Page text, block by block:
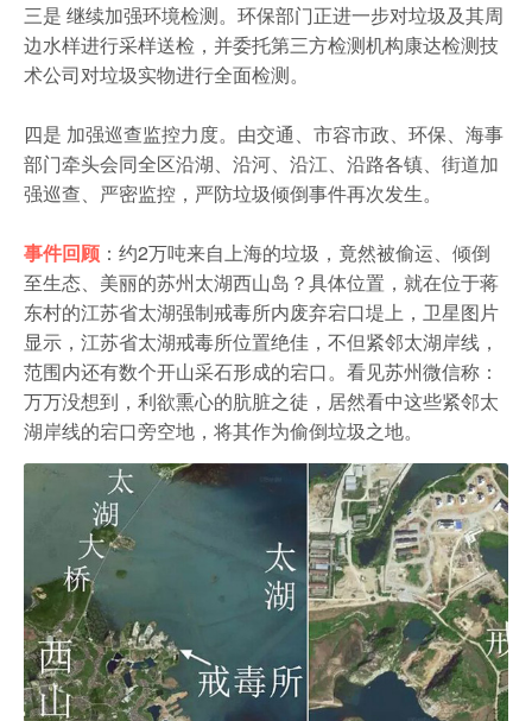
三是 继续加强环境检测。环保部门正进一步对垃圾及其周
边水样进行采样送检，并委托第三方检测机构康达检测技
术公司对垃圾实物进行全面检测。
四是 加强巡查监控力度。由交通、市容市政、环保、海事
部门牵头会同全区沿湖、沿河、沿江、沿路各镇、街道加
强巡查、严密监控，严防垃圾倾倒事件再次发生。
事件回顾 ：约2万吨来自上海的垃圾，竟然被偷运、倾倒
至生态、美丽的苏州太湖西山岛？具体位置，就在位于蒋
东村的江苏省太湖强制戒毒所内废弃宕口堤上，卫星图片
显示，江苏省太湖戒毒所位置绝佳，不但紧邻太湖岸线，
范围内还有数个开山采石形成的宕口。看见苏州微信称：
万万没想到，利欲熏心的肮脏之徒，居然看中这些紧邻太
湖岸线的宕口旁空地，将其作为偷倒垃圾之地。